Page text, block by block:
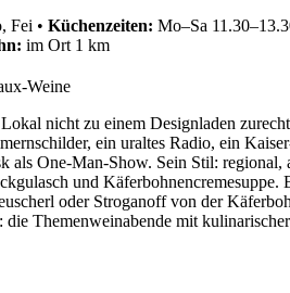
Fei • Küchenzeiten: Mo–Sa
im Ort 1 km
nicht zu einem Designladen
ein uraltes Radio, ein
als One-Man-Show. Sein Stil:
und
oder Stroganoff von der
Themenweinabende mit